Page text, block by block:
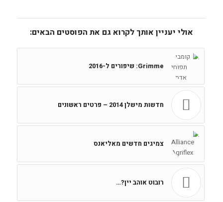
אולי יעניין אותך לקרוא גם את הפוסטים הבאים:
Grimme: שיפורים ל-2016
חדשות מישלן 2014 – פרטים ראשונים
צמיגים חדשים מאליאנס
רובוט אוהב יין?…